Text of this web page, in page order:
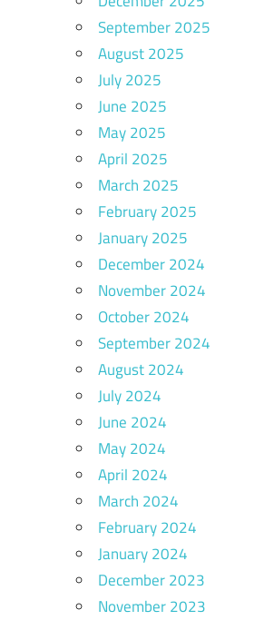
September 2025
August 2025
July 2025
June 2025
May 2025
April 2025
March 2025
February 2025
January 2025
December 2024
November 2024
October 2024
September 2024
August 2024
July 2024
June 2024
May 2024
April 2024
March 2024
February 2024
January 2024
December 2023
November 2023